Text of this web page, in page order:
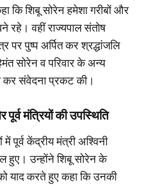
कि शिबू सोरेन हमेशा गरीबों और
रहे। वहीं राज्यपाल संतोष
पर पुष्प अर्पित कर श्रद्धांजलि
सोरेन व परिवार के अन्य
कर संवेदना प्रकट की।
मंत्रियों की उपस्थिति
में पूर्व केंद्रीय मंत्री अश्विनी
हुए। उन्होंने शिबू सोरेन के
याद करते हुए कहा कि उनकी